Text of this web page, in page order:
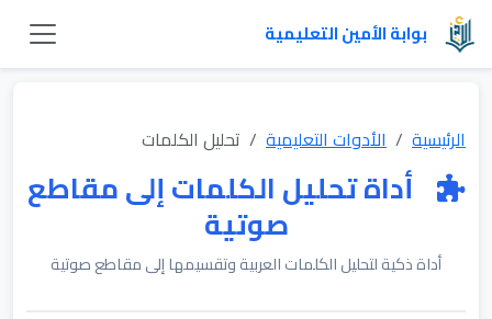
بوابة الأمين التعليمية
الرئيسية الأدوات التعليمية تحليل الكلمات
أداة تحليل الكلمات إلى مقاطع
صوتية
أداة ذكية لتحليل الكلمات العربية وتقسيمها إلى مقاطع صوتية